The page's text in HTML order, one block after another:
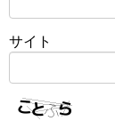
サイト